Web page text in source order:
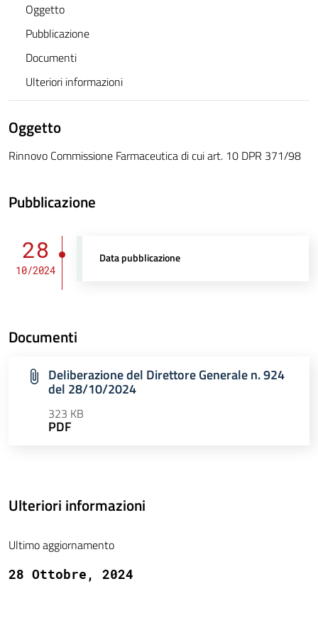
Oggetto
Pubblicazione
Documenti
Ulteriori informazioni
Oggetto
Rinnovo Commissione Farmaceutica di cui art. 10 DPR 371/98
Pubblicazione
28
10/2024
Data pubblicazione
Documenti
Deliberazione del Direttore Generale n. 924
del 28/10/2024
323 KB
PDF
Ulteriori informazioni
Ultimo aggiornamento
28 Ottobre, 2024